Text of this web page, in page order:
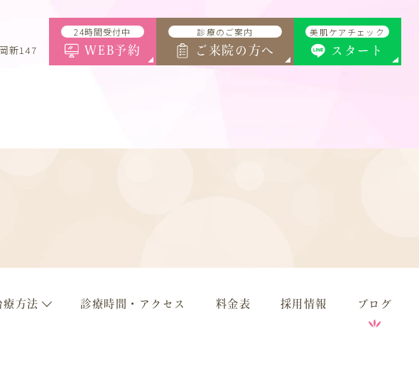
新147
24時間受付中
WEB予約
診療のご案内
ご来院の方へ
美肌ケアチェック
スタート
療方法 診療時間・アクセス 料金表 採用情報 ブログ